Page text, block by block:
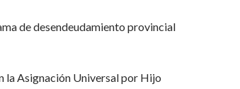
de desendeudamiento provincial
la Asignación Universal por Hijo